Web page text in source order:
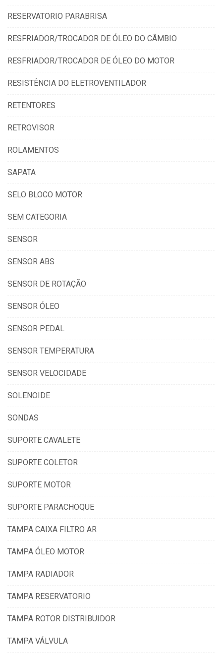
RESERVATORIO PARABRISA
RESFRIADOR/TROCADOR DE ÓLEO DO CÂMBIO
RESFRIADOR/TROCADOR DE ÓLEO DO MOTOR
RESISTÊNCIA DO ELETROVENTILADOR
RETENTORES
RETROVISOR
ROLAMENTOS
SAPATA
SELO BLOCO MOTOR
SEM CATEGORIA
SENSOR
SENSOR ABS
SENSOR DE ROTAÇÃO
SENSOR ÓLEO
SENSOR PEDAL
SENSOR TEMPERATURA
SENSOR VELOCIDADE
SOLENOIDE
SONDAS
SUPORTE CAVALETE
SUPORTE COLETOR
SUPORTE MOTOR
SUPORTE PARACHOQUE
TAMPA CAIXA FILTRO AR
TAMPA ÓLEO MOTOR
TAMPA RADIADOR
TAMPA RESERVATORIO
TAMPA ROTOR DISTRIBUIDOR
TAMPA VÁLVULA